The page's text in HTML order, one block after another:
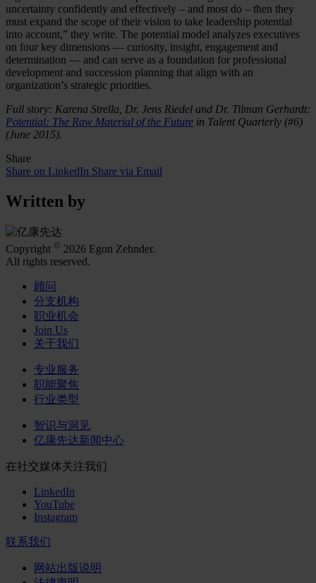
uncertainty confidently and effectively – and most do – then they
must expand the scope of their vision to take leadership potential
into account,” they write. The potential model analyzes executives
on four key dimensions — curiosity, insight, engagement and
determination — and can serve as a foundation for professional
development and succession planning that align with an
organization’s strategic priorities.
Full story: Karena Strella, Dr. Jens Riedel and Dr. Tilman Gerhardt:
Potential: The Raw Material of the Future in Talent Quarterly (#6)
(June 2015).
Share
Share on LinkedIn Share via Email
Written by
Copyright © 2026 Egon Zehnder.
All rights reserved.
顾问
分支机构
职业机会
Join Us
关于我们
专业服务
职能聚焦
行业类型
智识与洞见
亿康先达新闻中心
在社交媒体关注我们
LinkedIn
YouTube
Instagram
联系我们
网站出版说明